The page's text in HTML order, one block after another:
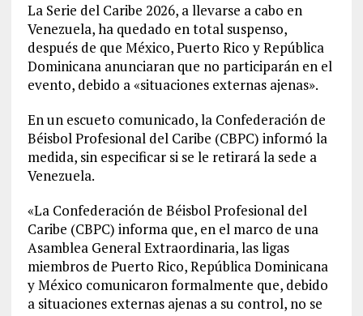
La Serie del Caribe 2026, a llevarse a cabo en
Venezuela, ha quedado en total suspenso,
después de que México, Puerto Rico y República
Dominicana anunciaran que no participarán en el
evento, debido a «situaciones externas ajenas».
En un escueto comunicado, la Confederación de
Béisbol Profesional del Caribe (CBPC) informó la
medida, sin especificar si se le retirará la sede a
Venezuela.
«La Confederación de Béisbol Profesional del
Caribe (CBPC) informa que, en el marco de una
Asamblea General Extraordinaria, las ligas
miembros de Puerto Rico, República Dominicana
y México comunicaron formalmente que, debido
a situaciones externas ajenas a su control, no se